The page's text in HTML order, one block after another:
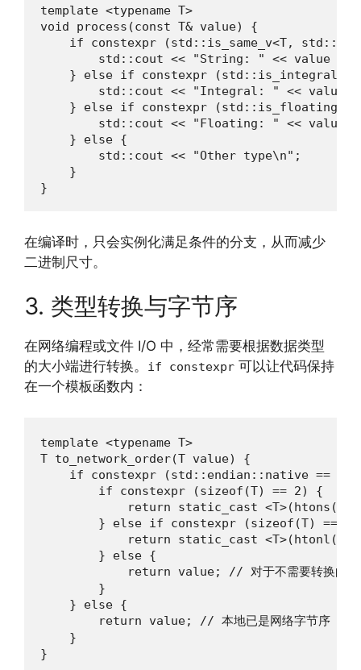
template <typename T>
void process(const T& value) {
if constexpr (std::is_same_v<T,
std::cout << "String: " << value <<
} else if constexpr (std::is_integral_v
std::cout << "Integral: " << value
} else if constexpr
std::cout << "Floating: " << value
    } else {
        std::cout << "Other type\n";
    }
}
在编译时，只会实例化满足条件的分支，从而减少
二进制尺寸。
3. 类型转换与字节序
在网络编程或文件 I/O 中，经常需要根据数据类型
的大小端进行转换。
if constexpr 可以让代码保持
在一个模板函数内：
template <typename T>
T to_network_order(T value) {
if constexpr (std::endian::native ==
        if constexpr (sizeof(T) == 2) {
return static_cast
} else if constexpr (sizeof(T) ==
return static_cast
        } else {
return value; // 对于不需要转换的类
        }
    } else {
        return value; // 本地已是网络字节序
    }
}